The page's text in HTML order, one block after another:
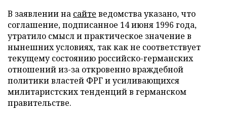
В заявлении на сайте ведомства указано, что
соглашение, подписанное 14 июня 1996 года,
утратило смысл и практическое значение в
нынешних условиях, так как не соответствует
текущему состоянию российско-германских
отношений из-за откровенно враждебной
политики властей ФРГ и усиливающихся
милитаристских тенденций в германском
правительстве.